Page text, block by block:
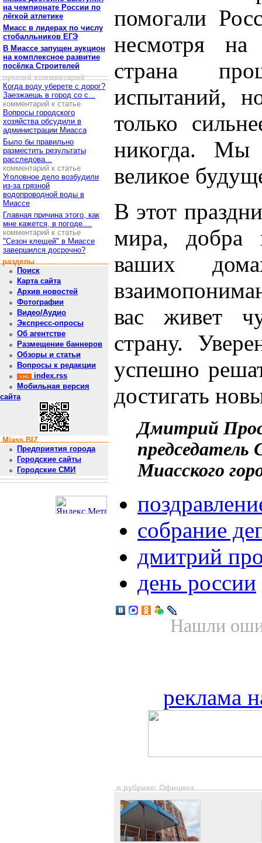
на чемпионате России по
лёгкой атлетике
Миасс в лидерах по числу
стобалльников ЕГЭ
В Миассе запущен аукцион
на комплексное развитие
посёлка Строителей
лучший комментарий
Когда воду уберете с дорог?
Заезжаешь в город со с...
комментарий к статье
Вопросы городского
хозяйства обсудили в
администрации Миасса
Было бы правильно
разместить результаты
расследова...
комментарий к статье
Уголовное дело возбудили
из-за грязной
водопроводной воды в
Миассе
Главная причина этого, как
мне кажется, в погоде....
комментарий к статье
"Сезон клещей" в Миассе
завершился досрочно?
разделы
Поиск
Карта сайта
Архив новостей
Фотографии
Видео/Аудио
Экспресс-опросы
Об агентстве
Размещение баннеров
Обзоры и статьи
Вопросы к редакции
index.rss
Мобильная версия
сайта
Miass.BIZ
Предприятия города
Городские сайты
Городские СМИ
помогали
несмотря
страна
испытаний,
только
никогда.
великое
В этот
мира, добра
ваших
вас живет
страну.
успешно
достигать
Дмитрий
председатель
Миасского
собрание
дмитрий
день россии
Нашли
реклама
в рубрике: Официоз